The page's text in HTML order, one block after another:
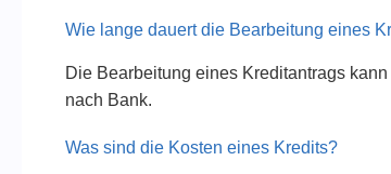
Wie lange dauert die Bearbeitung eines
Die Bearbeitung eines Kreditantrags
nach Bank.
Was sind die Kosten eines Kredits?